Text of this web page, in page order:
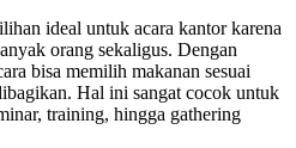
ideal untuk acara kantor karena
orang sekaligus. Dengan
bisa memilih makanan sesuai
Hal ini sangat cocok untuk
training, hingga gathering